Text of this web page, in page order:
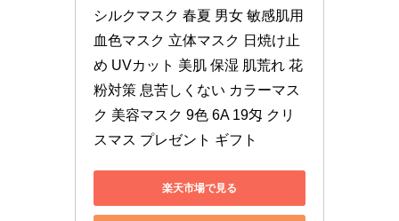
シルクマスク 春夏 男女 敏感肌用
血色マスク 立体マスク 日焼け止
め UVカット 美肌 保湿 肌荒れ 花
粉対策 息苦しくない カラーマス
ク 美容マスク 9色 6A 19匁 クリ
スマス プレゼント ギフト
楽天市場で見る